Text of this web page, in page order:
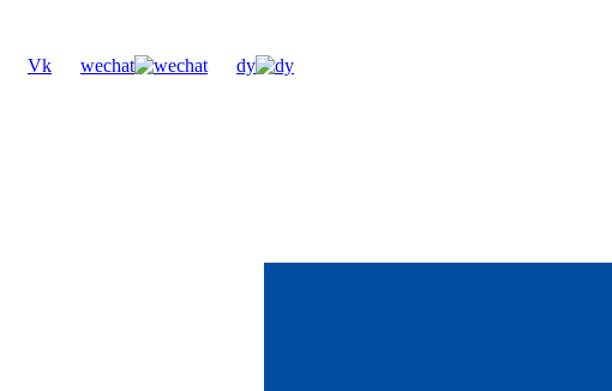
Vk wechat dy